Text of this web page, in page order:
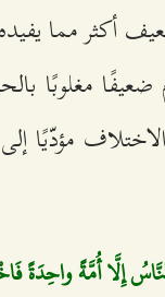
أكثر مما
مغلوبًا
مؤدّيًا
إِلَّا أُمَّةً واحِدَةً